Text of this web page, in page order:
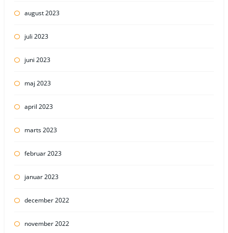
august 2023
juli 2023
juni 2023
maj 2023
april 2023
marts 2023
februar 2023
januar 2023
december 2022
november 2022